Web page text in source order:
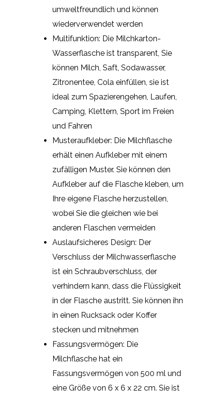
umweltfreundlich und können
wiederverwendet werden
Multifunktion: Die Milchkarton-
Wasserflasche ist transparent, Sie
können Milch, Saft, Sodawasser,
Zitronentee, Cola einfüllen, sie ist
ideal zum Spazierengehen, Laufen,
Camping, Klettern, Sport im Freien
und Fahren
Musteraufkleber: Die Milchflasche
erhält einen Aufkleber mit einem
zufälligen Muster. Sie können den
Aufkleber auf die Flasche kleben, um
Ihre eigene Flasche herzustellen,
wobei Sie die gleichen wie bei
anderen Flaschen vermeiden
Auslaufsicheres Design: Der
Verschluss der Milchwasserflasche
ist ein Schraubverschluss, der
verhindern kann, dass die Flüssigkeit
in der Flasche austritt. Sie können ihn
in einen Rucksack oder Koffer
stecken und mitnehmen
Fassungsvermögen: Die
Milchflasche hat ein
Fassungsvermögen von 500 ml und
eine Größe von 6 x 6 x 22 cm. Sie ist